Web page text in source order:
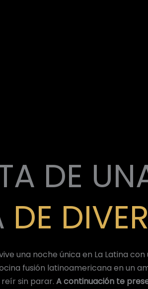
DE
DE
una noche única en La Latina
fusión latinoamericana en un
sin parar. A continuación te